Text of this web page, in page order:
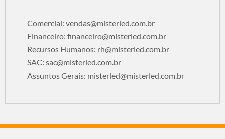
Comercial: vendas@misterled.com.br
Financeiro: financeiro@misterled.com.br
Recursos Humanos: rh@misterled.com.br
SAC: sac@misterled.com.br
Assuntos Gerais: misterled@misterled.com.br